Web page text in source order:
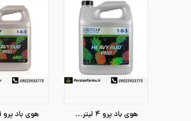
هوی باد پرو 4 لیتر [HEAVY BUD PRO 4 LITE]